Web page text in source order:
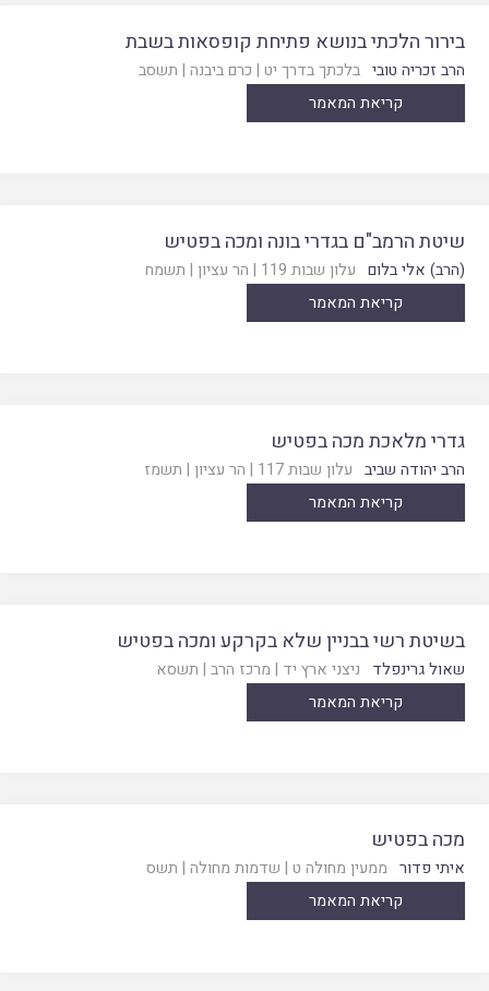
בירור הלכתי בנושא פתיחת קופסאות בשבת
הרב זכריה טובי בלכתך בדרך יט | כרם ביבנה | תשסב
קריאת המאמר
שיטת הרמב"ם בגדרי בונה ומכה בפטיש
(הרב) אלי בלום עלון שבות 119 | הר עציון | תשמח
קריאת המאמר
גדרי מלאכת מכה בפטיש
הרב יהודה שביב עלון שבות 117 | הר עציון | תשמז
קריאת המאמר
בשיטת רשי בבניין שלא בקרקע ומכה בפטיש
שאול גרינפלד ניצני ארץ יד | מרכז הרב | תשסא
קריאת המאמר
מכה בפטיש
איתי פדור ממעין מחולה ט | שדמות מחולה | תשס
קריאת המאמר